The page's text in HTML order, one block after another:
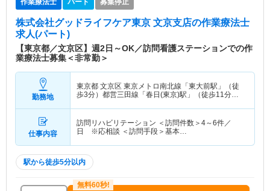
作業療法士 パート 募集停止
株式会社グッドライフケア東京 文京支店の作業療法士
求人(パート)
【東京都／文京区】週2日～OK／訪問看護ステーションでの作
業療法士募集＜非常勤＞
勤務地
東京都 文京区 東京メトロ南北線「東大前駅」（徒
歩3分）都営三田線「春日(東京)駅」（徒歩11分）
仕事内容
訪問リハビリテーション ＜訪問件数＞4～6件／
日 ※応相談 ＜訪問手段＞基本…
駅から徒歩5分以内